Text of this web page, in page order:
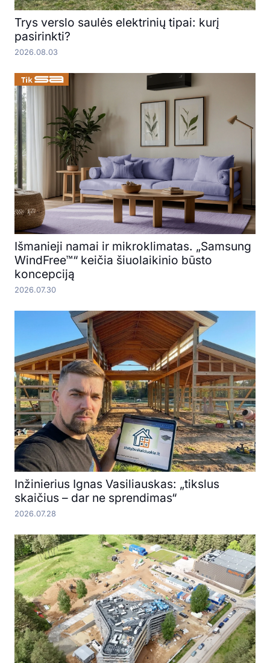
Trys verslo saulės elektrinių tipai: kurį
pasirinkti?
2026.08.03
Išmanieji namai ir mikroklimatas. „Samsung
WindFree™“ keičia šiuolaikinio būsto
koncepciją
2026.07.30
Inžinierius Ignas Vasiliauskas: „tikslus
skaičius – dar ne sprendimas“
2026.07.28